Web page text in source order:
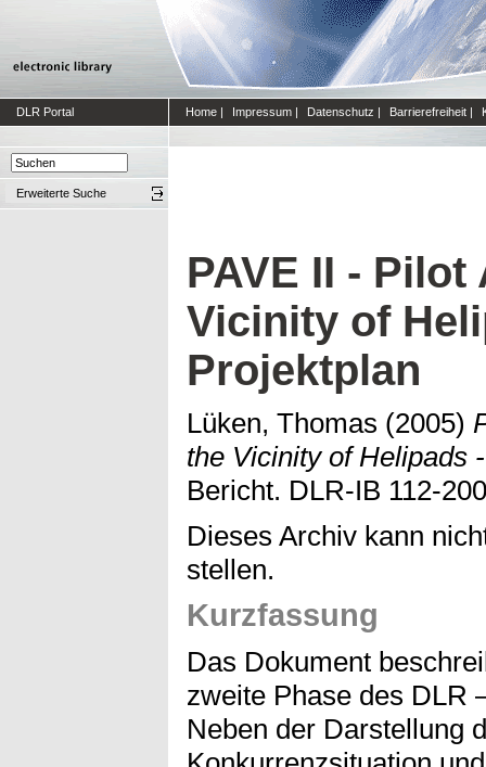
DLR Portal Home | Impressum | Datenschutz | Barrierefreiheit |
Erweiterte Suche
PAVE II -
Vicinity of
Projektplan
Lüken, Thomas (2005)
the Vicinity of Helipads
Bericht. DLR-IB 112-
Dieses Archiv kann
stellen.
Kurzfassung
Das Dokument
zweite Phase des DLR
Neben der Darstellung